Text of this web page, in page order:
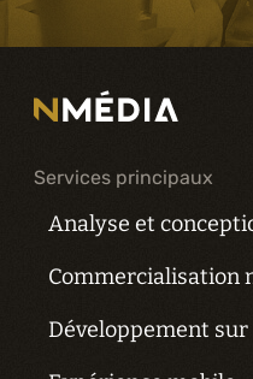
Services principaux
Analyse et
Commercialisation
Développement